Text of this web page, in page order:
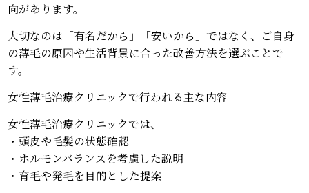
向があります。
大切なのは「有名だから」「安いから」ではなく、ご自身
の薄毛の原因や生活背景に合った改善方法を選ぶことで
す。
女性薄毛治療クリニックで行われる主な内容
女性薄毛治療クリニックでは、
・頭皮や毛髪の状態確認
・ホルモンバランスを考慮した説明
・育毛や発毛を目的とした提案